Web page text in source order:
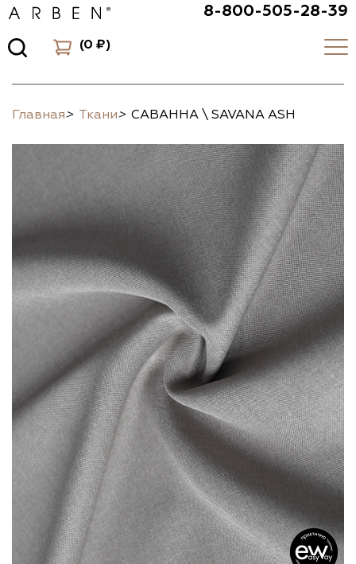
8-800-505-28-39
(0 ₽)
Главная> Ткани> САВАННА \ SAVANA ASH